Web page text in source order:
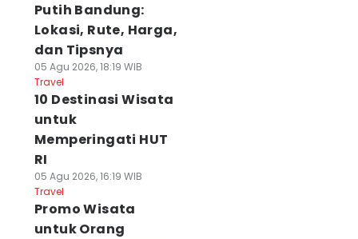
Putih Bandung:
Lokasi, Rute, Harga,
dan Tipsnya
05 Agu 2026, 18:19 WIB
Travel
10 Destinasi Wisata
untuk
Memperingati HUT
RI
05 Agu 2026, 16:19 WIB
Travel
Promo Wisata
untuk Orang